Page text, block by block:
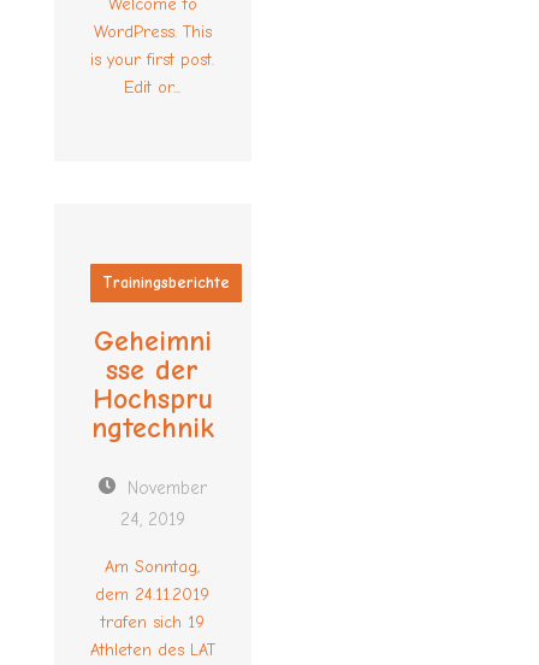
WordPress. This
is your first post.
Edit or...
Trainingsberichte
Geheimni
sse der
Hochspru
ngtechnik
November
24, 2019
Am Sonntag,
dem 24.11.2019
trafen sich 19
Athleten des LAT